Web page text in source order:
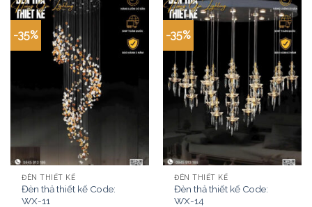
-35%
ĐÈN THIẾT KẾ
Đèn thả thiết kế Code:
WX-11
-35%
ĐÈN THIẾT KẾ
Đèn thả thiết kế Code:
WX-14